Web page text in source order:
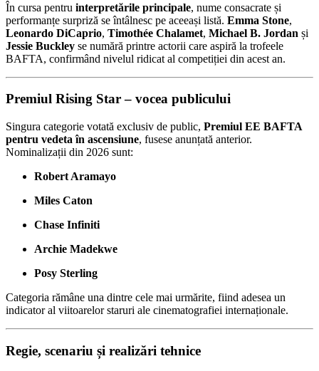
În cursa pentru interpretările principale, nume consacrate și
performanțe surpriză se întâlnesc pe aceeași listă. Emma Stone,
Leonardo DiCaprio, Timothée Chalamet, Michael B. Jordan și
Jessie Buckley se numără printre actorii care aspiră la trofeele
BAFTA, confirmând nivelul ridicat al competiției din acest an.
Premiul Rising Star – vocea publicului
Singura categorie votată exclusiv de public, Premiul EE BAFTA
pentru vedeta în ascensiune, fusese anunțată anterior.
Nominalizații din 2026 sunt:
Robert Aramayo
Miles Caton
Chase Infiniti
Archie Madekwe
Posy Sterling
Categoria rămâne una dintre cele mai urmărite, fiind adesea un
indicator al viitoarelor staruri ale cinematografiei internaționale.
Regie, scenariu și realizări tehnice